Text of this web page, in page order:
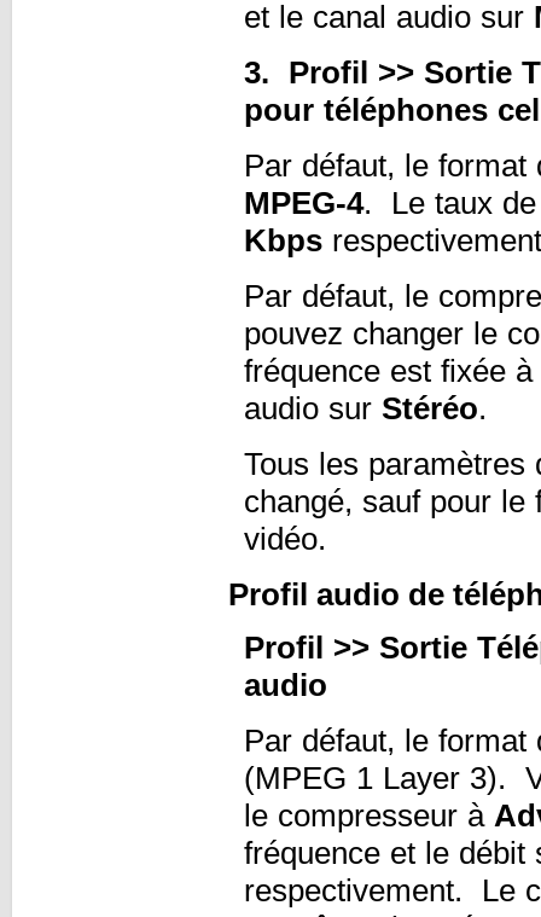
et le canal audio sur
3. Profil >> Sortie
pour téléphones
Par défaut, le
MPEG-4. Le taux
Kbps
Par défaut, le
pouvez changer le
fréquence est fixée à
audio sur Stéréo.
Tous les paramètres
changé, sauf pour le
vidéo.
Profil audio de
Profil >> Sortie
audio
Par défaut, le
(MPEG 1 Layer 3).
le compresseur à
fréquence et le débit
respectivement. Le